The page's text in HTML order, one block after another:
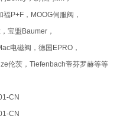
P+F，MOOG伺服阀，
宝盟Baumer，
电磁阀，德国EPRO，
伦茨，Tiefenbach帝芬罗赫等等
CN
CN